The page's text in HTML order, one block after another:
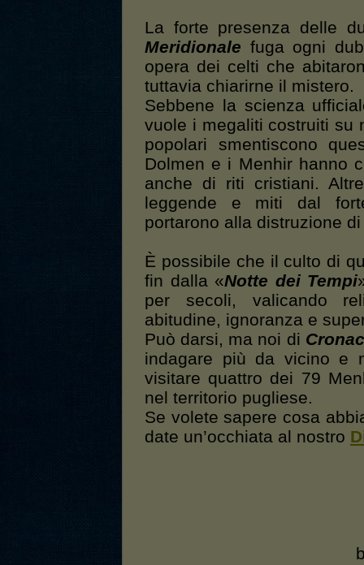
La forte presenza delle
Meridionale fuga ogni
opera dei celti che
tuttavia chiarirne il mistero.
Sebbene la scienza
vuole i megaliti costruiti su
popolari smentiscono
Dolmen e i Menhir hanno
anche di riti cristiani.
leggende e miti dal
portarono alla distruzione
È possibile che il culto di
fin dalla «Notte dei Tempi
per secoli, valicando
abitudine, ignoranza e
Può darsi, ma noi di
indagare più da vicino e
visitare quattro dei 79
nel territorio pugliese.
Se volete sapere cosa
date un’occhiata al nostro